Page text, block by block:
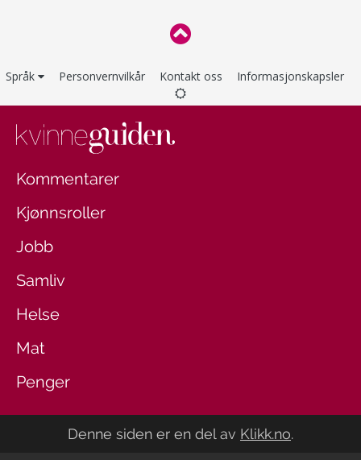
Språk Personvernvilkår Kontakt oss Informasjonskapsler
Kommentarer
Kjønnsroller
Jobb
Samliv
Helse
Mat
Penger
Denne siden er en del av Klikk.no.